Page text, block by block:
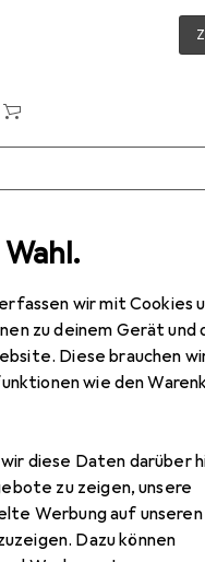
wir mit Cookies
zu deinem Gerät und
Diese brauchen
wie den
diese Daten darüber
zu zeigen, unsere
Werbung auf unseren
Dazu können
zum Produkt Puma